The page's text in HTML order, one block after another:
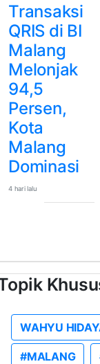
Transaksi
QRIS di BI
Malang
Melonjak
94,5
Persen,
Kota
Malang
Dominasi
4 hari lalu
WAHYU
#MALANG